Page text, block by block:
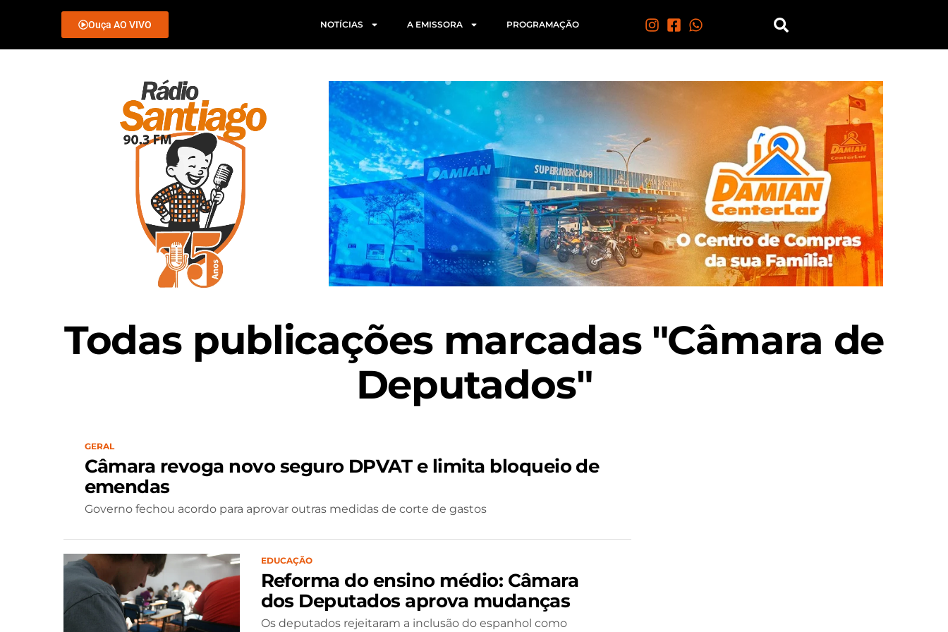
Ouça AO VIVO NOTÍCIAS A EMISSORA PROGRAMAÇÃO
Todas publicações marcadas "Câmara de
Deputados"
GERAL
Câmara revoga novo seguro DPVAT e limita bloqueio de
emendas
Governo fechou acordo para aprovar outras medidas de corte de gastos
EDUCAÇÃO
Reforma do ensino médio: Câmara
dos Deputados aprova mudanças
Os deputados rejeitaram a inclusão do espanhol como